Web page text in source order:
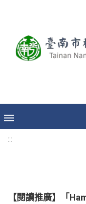
:::
【閱讀推廣】「